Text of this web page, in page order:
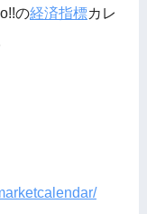
の経済指標カレ